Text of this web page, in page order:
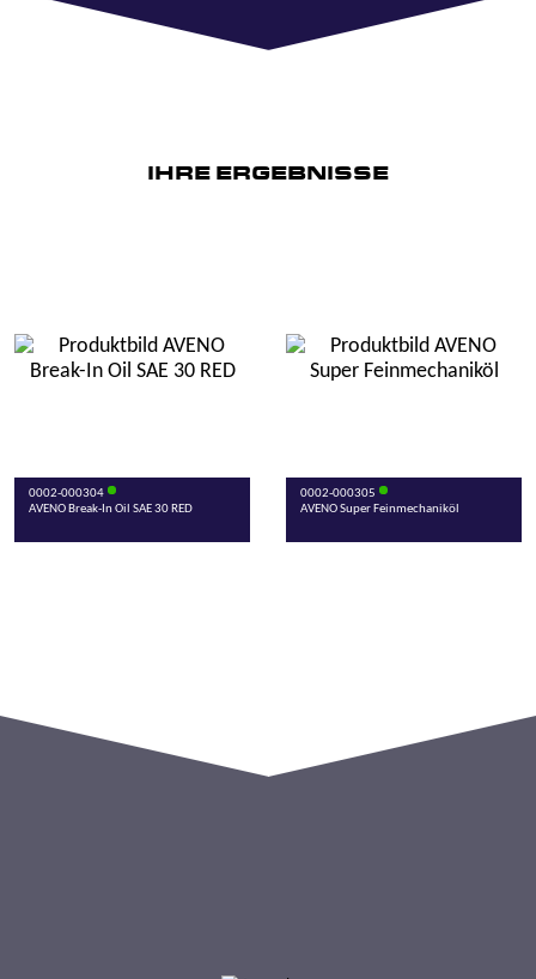
IHRE ERGEBNISSE
0002-000304
AVENO Break-In Oil SAE 30 RED
0002-000305
AVENO Super Feinmechaniköl